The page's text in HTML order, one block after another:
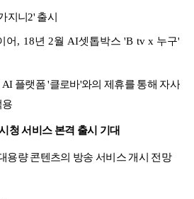
지니2' 출시
어, 18년 2월 AI셋톱박스 'B tv x 누구'
AI 플랫폼 '클로바'와의 제휴를 통해 자사
용
청 서비스 본격 출시 기대
용량 콘텐츠의 방송 서비스 개시 전망